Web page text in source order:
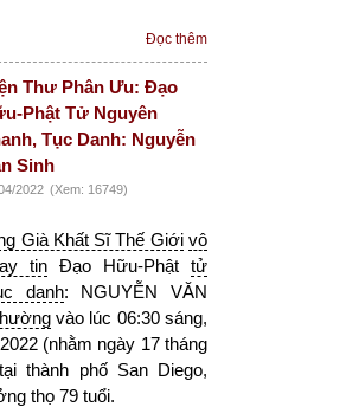
Đọc thêm
Thư Phân Ưu: Đạo
Phật Tử Nguyên
Tục Danh: Nguyễn
Sinh
2022 (Xem: 16749)
Già Khất Sĩ Thế Giới vô
tin Đạo Hữu-Phật tử
danh: NGUYỄN VĂN
vào lúc 06:30 sáng,
(nhằm ngày 17 tháng
thành phố San Diego,
thọ 79 tuổi.